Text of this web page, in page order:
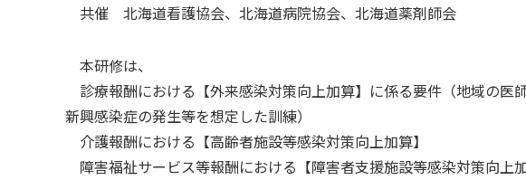
共催 北海道看護協会、北海道病院協会、北海道薬剤師会
本研修は、
診療報酬における【外来感染対策向上加算】に係る要件（地域の医
新興感染症の発生等を想定した訓練）
介護報酬における【高齢者施設等感染対策向上加算】
障害福祉サービス等報酬における【障害者支援施設等感染対策向上